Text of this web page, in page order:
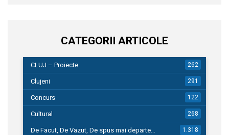
CATEGORII ARTICOLE
CLUJ – Proiecte 262
Clujeni 291
Concurs 122
Cultural 268
De Facut, De Vazut, De spus mai departe… 1.318